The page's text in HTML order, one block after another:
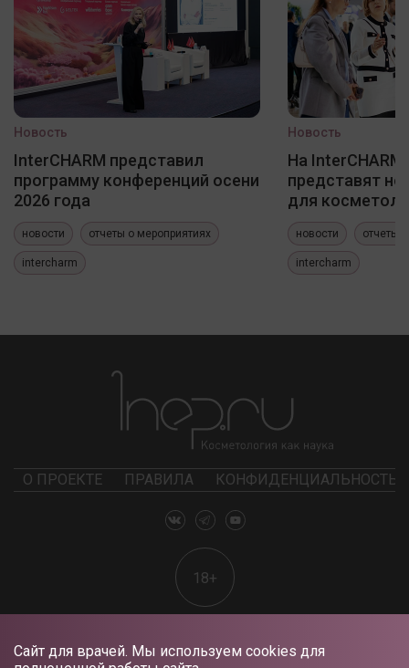
Сайт для врачей. Мы используем cookies для
Новость
InterCHARM представил
программу конференций осени
2026 года
новости отчеты о мероприятиях
intercharm
Новость
На InterCHARM
представят
для
новости отчеты
intercharm
О ПРОЕКТЕ ПРАВИЛА КОНФИДЕНЦИАЛЬНОСТЬ
18+